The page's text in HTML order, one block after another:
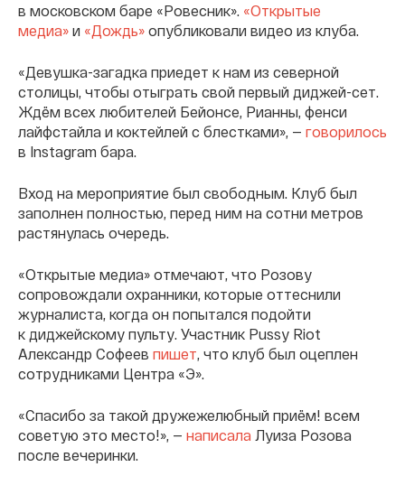
в московском баре «Ровесник». «Открытые
медиа» и «Дождь» опубликовали видео из клуба.
«Девушка-загадка приедет к нам из северной
столицы, чтобы отыграть свой первый диджей-сет.
Ждём всех любителей Бейонсе, Рианны, фенси
лайфстайла и коктейлей с блестками», — говорилось
в Instagram бара.
Вход на мероприятие был свободным. Клуб был
заполнен полностью, перед ним на сотни метров
растянулась очередь.
«Открытые медиа» отмечают, что Розову
сопровождали охранники, которые оттеснили
журналиста, когда он попытался подойти
к диджейскому пульту. Участник Pussy Riot
Александр Софеев пишет , что клуб был оцеплен
сотрудниками Центра «Э».
«Спасибо за такой дружежелюбный приём! всем
советую это место!», — написала Луиза Розова
после вечеринки.